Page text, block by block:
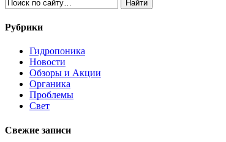
Рубрики
Гидропоника
Новости
Обзоры и Акции
Органика
Проблемы
Свет
Свежие записи